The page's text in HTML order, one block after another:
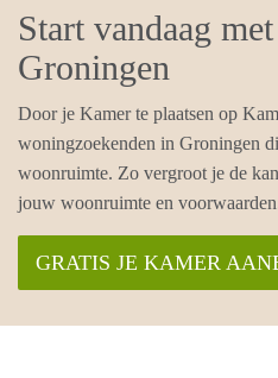
Start vandaag
Groningen
Door je Kamer te plaatsen op
woningzoekenden in Groningen
woonruimte. Zo vergroot je de
jouw woonruimte en
GRATIS JE KAMER